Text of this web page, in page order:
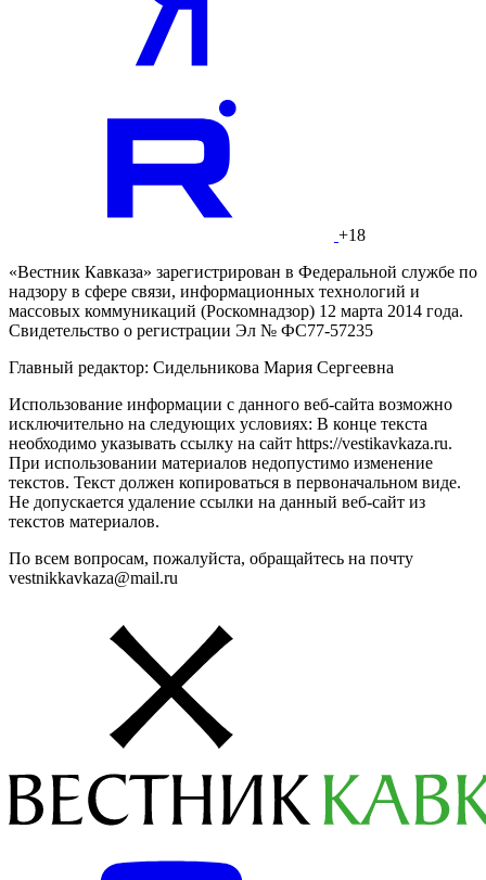
+18
«Вестник Кавказа» зарегистрирован в Федеральной службе по
надзору в сфере связи, информационных технологий и
массовых коммуникаций (Роскомнадзор) 12 марта 2014 года.
Свидетельство о регистрации Эл № ФС77-57235
Главный редактор: Сидельникова Мария Сергеевна
Использование информации с данного веб-сайта возможно
исключительно на следующих условиях: В конце текста
необходимо указывать ссылку на сайт https://vestikavkaza.ru.
При использовании материалов недопустимо изменение
текстов. Текст должен копироваться в первоначальном виде.
Не допускается удаление ссылки на данный веб-сайт из
текстов материалов.
По всем вопросам, пожалуйста, обращайтесь на почту
vestnikkavkaza@mail.ru